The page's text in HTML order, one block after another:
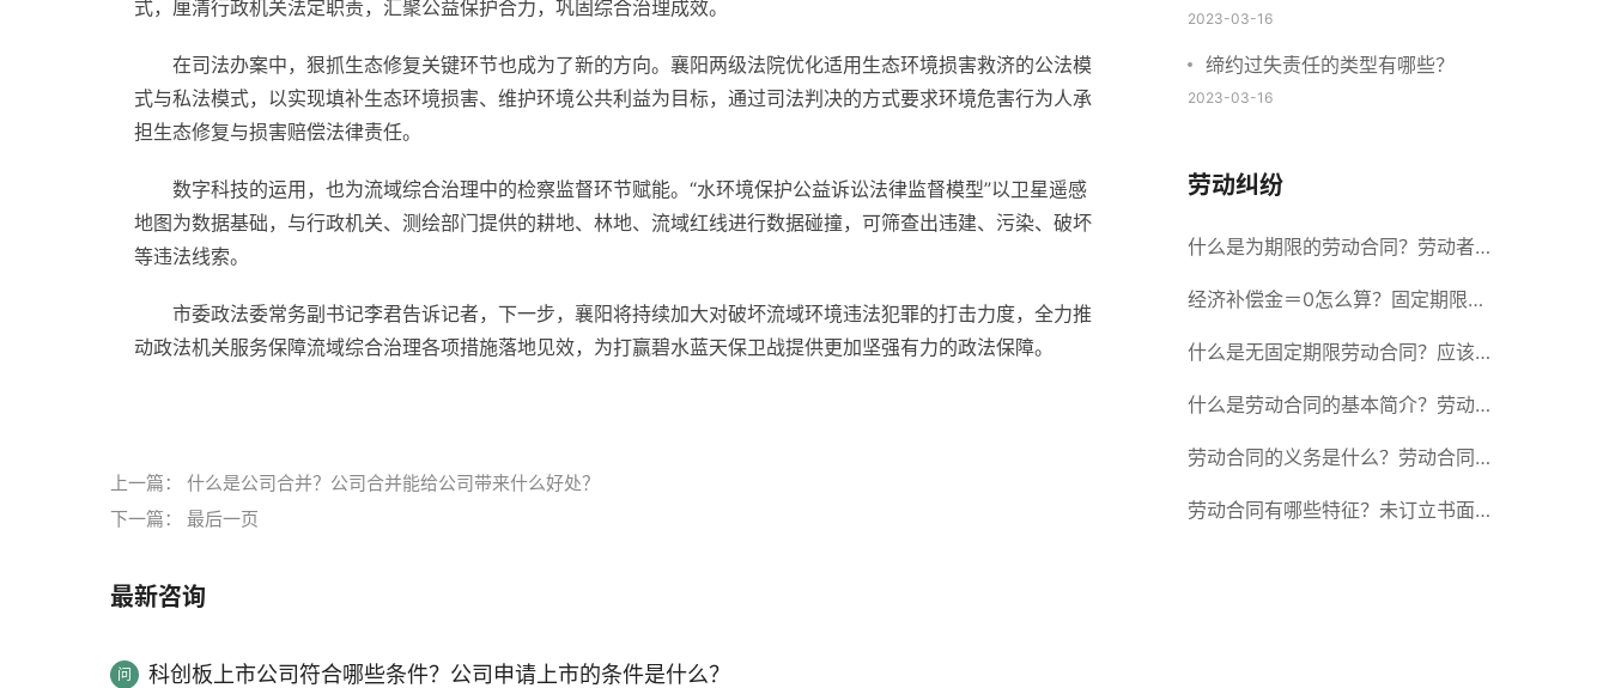
式，厘清行政机关法定职责，汇聚公益保护合力，巩固综合治理成效。
在司法办案中，狠抓生态修复关键环节也成为了新的方向。襄阳两级法院优化适用生态环境损害救济的公法模
式与私法模式，以实现填补生态环境损害、维护环境公共利益为目标，通过司法判决的方式要求环境危害行为人承
担生态修复与损害赔偿法律责任。
数字科技的运用，也为流域综合治理中的检察监督环节赋能。“水环境保护公益诉讼法律监督模型”以卫星遥感
地图为数据基础，与行政机关、测绘部门提供的耕地、林地、流域红线进行数据碰撞，可筛查出违建、污染、破坏
等违法线索。
市委政法委常务副书记李君告诉记者，下一步，襄阳将持续加大对破坏流域环境违法犯罪的打击力度，全力推
动政法机关服务保障流域综合治理各项措施落地见效，为打赢碧水蓝天保卫战提供更加坚强有力的政法保障。
上一篇： 什么是公司合并？公司合并能给公司带来什么好处？
下一篇： 最后一页
最新咨询
科创板上市公司符合哪些条件？公司申请上市的条件是什么？
么？怎么区分雇佣合同和承揽合
同？
2023-03-16
缔约过失责任的类型有哪些？
2023-03-16
劳动纠纷
什么是为期限的劳动合同？劳动者解
除合同的15种情形
经济补偿金＝0怎么算？固定期限劳
动合同又称什么？
什么是无固定期限劳动合同？应该怎
么解除或终止劳动合同？
什么是劳动合同的基本简介？劳动合
同的形式
劳动合同的义务是什么？劳动合同应
具备哪些条款？
劳动合同有哪些特征？未订立书面劳